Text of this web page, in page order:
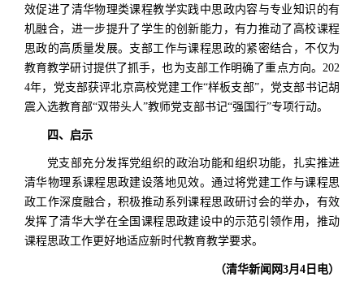
效促进了清华物理类课程教学实践中思政内容与专业知识的有
机融合，进一步提升了学生的创新能力，有力推动了高校课程
思政的高质量发展。支部工作与课程思政的紧密结合，不仅为
教育教学研讨提供了抓手，也为支部工作明确了重点方向。202
4年，党支部获评北京高校党建工作“样板支部”，党支部书记胡
震入选教育部“双带头人”教师党支部书记“强国行”专项行动。
四、启示
党支部充分发挥党组织的政治功能和组织功能，扎实推进
清华物理系课程思政建设落地见效。通过将党建工作与课程思
政工作深度融合，积极推动系列课程思政研讨会的举办，有效
发挥了清华大学在全国课程思政建设中的示范引领作用，推动
课程思政工作更好地适应新时代教育教学要求。
（清华新闻网3月4日电）